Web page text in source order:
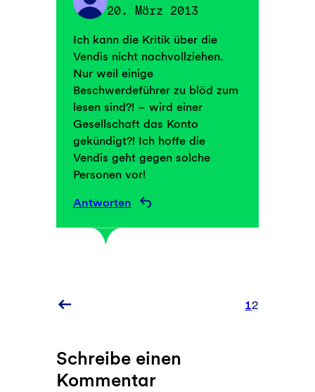
20. März 2013
Ich kann die Kritik über die
Vendis nicht nachvollziehen.
Nur weil einige
Beschwerdeführer zu blöd zum
lesen sind?! – wird einer
Gesellschaft das Konto
gekündigt?! Ich hoffe die
Vendis geht gegen solche
Personen vor!
Antworten
Kommentare
12
Schreibe einen
Kommentar